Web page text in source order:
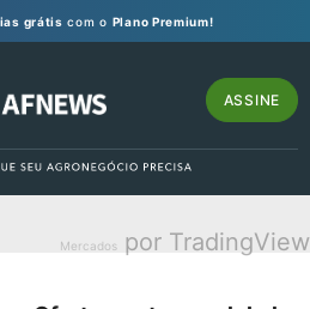
grátis com o Plano Premium!
ASSINE
Mercados por TradingView